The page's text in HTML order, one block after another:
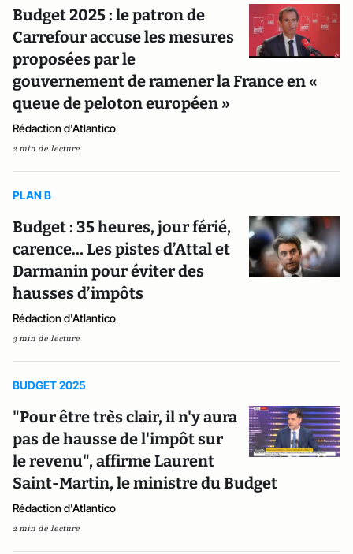
Budget 2025 : le patron de
Carrefour accuse les mesures
proposées par le
gouvernement de ramener la France en «
queue de peloton européen »
Rédaction d'Atlantico
2 min de lecture
PLAN B
Budget : 35 heures, jour férié,
carence… Les pistes d’Attal et
Darmanin pour éviter des
hausses d’impôts
Rédaction d'Atlantico
3 min de lecture
BUDGET 2025
"Pour être très clair, il n'y aura
pas de hausse de l'impôt sur
le revenu", affirme Laurent
Saint-Martin, le ministre du Budget
Rédaction d'Atlantico
2 min de lecture